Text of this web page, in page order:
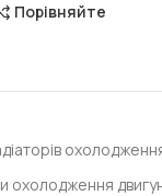
Порівняйте
охолодження